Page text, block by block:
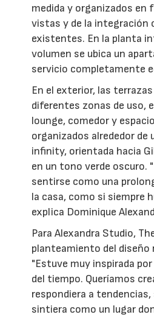
medida y organizados en
vistas y de la integración
existentes. En la planta
volumen se ubica un
servicio completamente
En el exterior, las
diferentes zonas de uso,
lounge, comedor y
organizados alrededor de
infinity, orientada hacia
en un tono verde oscuro.
sentirse como una
la casa, como si siempre
explica Dominique
Para Alexandra Studio,
planteamiento del diseño
"Estuve muy inspirada por
del tiempo. Queríamos
respondiera a tendencias,
sintiera como un lugar